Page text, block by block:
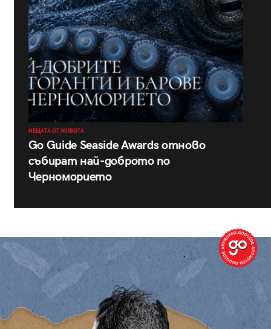
НЕЩАТА ОТ ЖИВОТА
Go Guide Seaside Awards отново
събират най-доброто по
Черноморието